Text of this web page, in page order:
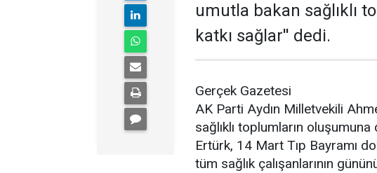
umutla bakan sağlıklı
katkı sağlar'' dedi.
Gerçek Gazetesi
AK Parti Aydın Milletvekili
sağlıklı toplumların
Ertürk, 14 Mart Tıp Bayramı
tüm sağlık çalışanlarının